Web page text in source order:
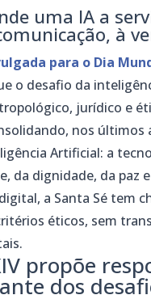
uma IA a
à
para o Dia
o desafio da
jurídico e
nos últimos
Artificial: a
da dignidade, da paz
a Santa Sé tem
éticos, sem
propõe
dos